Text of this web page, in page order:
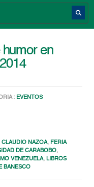
humor en
: EVENTOS
CLAUDIO NAZOA, FERIA
DE CARABOBO,
VENEZUELA,LIBROS
BANESCO